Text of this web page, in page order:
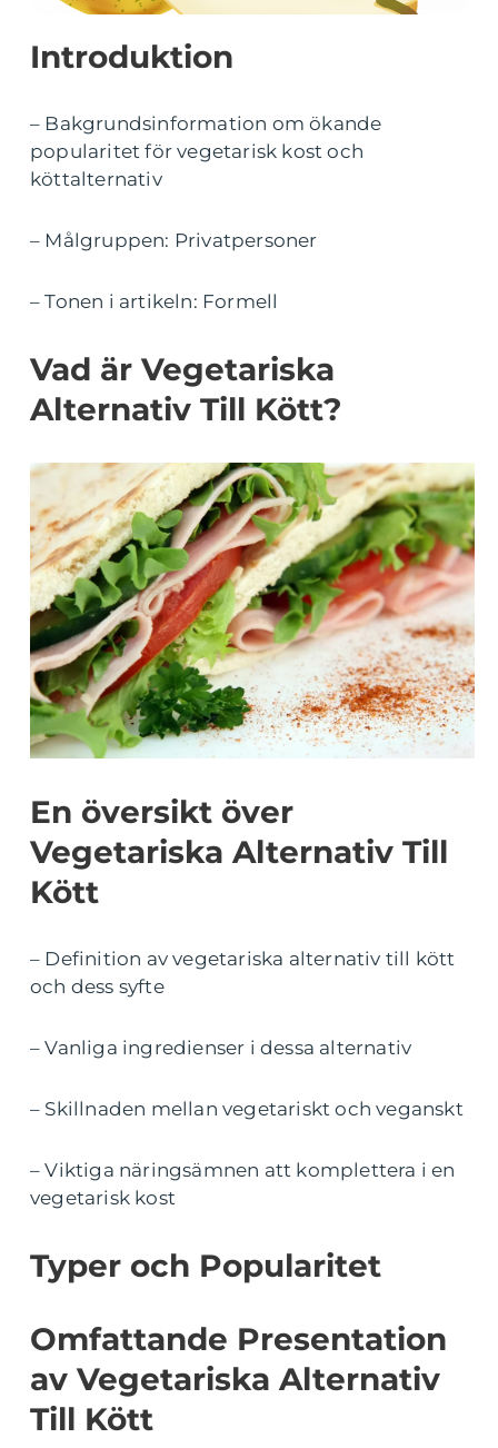
Introduktion
– Bakgrundsinformation om ökande
popularitet för vegetarisk kost och
köttalternativ
– Målgruppen: Privatpersoner
– Tonen i artikeln: Formell
Vad är Vegetariska
Alternativ Till Kött?
En översikt över
Vegetariska Alternativ Till
Kött
– Definition av vegetariska alternativ till kött
och dess syfte
– Vanliga ingredienser i dessa alternativ
– Skillnaden mellan vegetariskt och veganskt
– Viktiga näringsämnen att komplettera i en
vegetarisk kost
Typer och Popularitet
Omfattande Presentation
av Vegetariska Alternativ
Till Kött